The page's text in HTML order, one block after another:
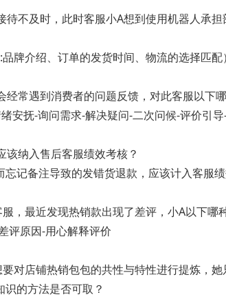
待不及时，此时客服小A想到使用机器人承
牌介绍、订单的发货时间、物流的选择匹配）
常遇到消费者的问题反馈，对此客服以下
安抚-询问需求-解决疑问-二次问候-评价引
纳入售后客服绩效考核？
记备注导致的发错货退款，应该计入客服
，最近发现热销款出现了差评，小A以下哪
评原因-用心解释评价
对店铺热销包包的共性与特性进行提炼，
的方法是否可取？